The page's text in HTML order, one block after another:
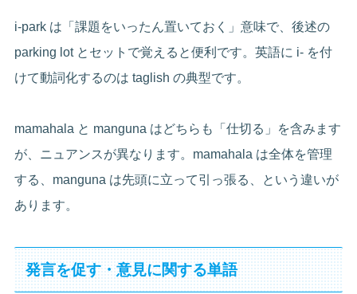
i-park は「課題をいったん置いておく」意味で、後述の
parking lot とセットで覚えると便利です。英語に i- を付
けて動詞化するのは taglish の典型です。
mamahala と manguna はどちらも「仕切る」を含みます
が、ニュアンスが異なります。mamahala は全体を管理
する、manguna は先頭に立って引っ張る、という違いが
あります。
発言を促す・意見に関する単語